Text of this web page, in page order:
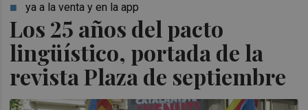
Los 25 años del pacto
lingüístico, portada de la
revista Plaza de septiembre
ya a la venta y en la app